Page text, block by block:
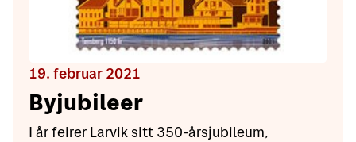
19. februar 2021
Byjubileer
I år feirer Larvik sitt 350-årsjubileum,